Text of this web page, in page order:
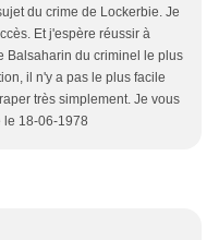
du crime de Lockerbie. Je
Et j'espère réussir à
Balsaharin du criminel le plus
il n'y a pas le plus facile
très simplement. Je vous
le 18-06-1978